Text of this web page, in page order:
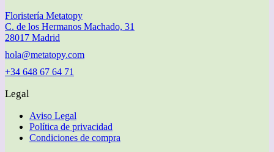
Floristería Metatopy
C. de los Hermanos Machado, 31
28017 Madrid
hola@metatopy.com
+34 648 67 64 71
Legal
Aviso Legal
Política de privacidad
Condiciones de compra